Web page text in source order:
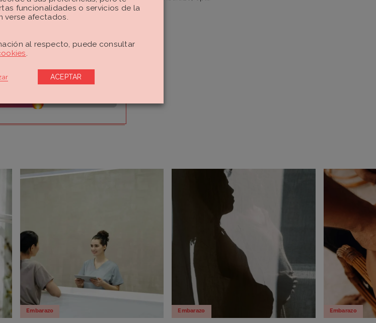
gustado este post?
¡Queremos saberlo!
Embarazo Embarazo Embarazo
funcionalidades o servicios de la
verse afectados.
al respecto, puede consultar
.
ACEPTAR